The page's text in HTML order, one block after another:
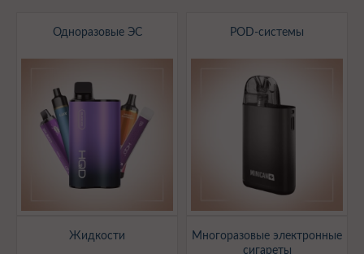
Одноразовые ЭС POD-системы
Жидкости
Многоразовые электронные
сигареты